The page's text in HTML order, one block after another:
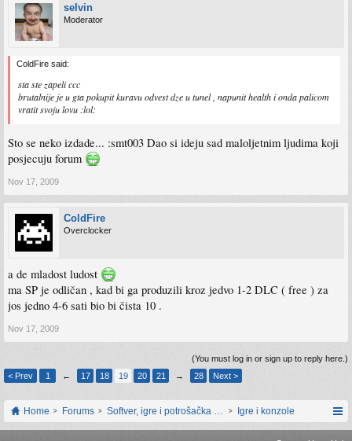
selvin
Moderator
ColdFire said:
sta ste zapeli ccc
brutalnije je u gta pokupit kuravu odvest dze u tunel , napunit health i onda palicom
vratit svoju lovu :lol:
Sto se neko izdade... :smt003 Dao si ideju sad maloljetnim ljudima koji
posjecuju forum
Nov 17, 2009
ColdFire
Overclocker
a de mladost ludost
ma SP je odličan , kad bi ga produzili kroz jedvo 1-2 DLC ( free ) za
jos jedno 4-6 sati bio bi čista 10 .
Nov 17, 2009
(You must log in or sign up to reply here.)
< Prev
1 ← 17 18 19 20 21 → 28 Next >
Home Forums Softver, igre i potrošačka elektronikaIgre i konzole